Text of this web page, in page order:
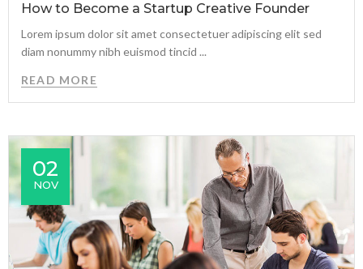
How to Become a Startup Creative Founder
Lorem ipsum dolor sit amet consectetuer adipiscing elit sed
diam nonummy nibh euismod tincid ...
READ MORE
02
NOV